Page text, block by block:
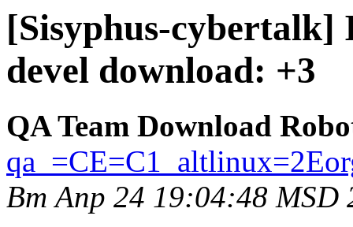
[Sisyphus-cybertalk]
devel download: +3
QA Team Download
Вт Апр 24 19:04:48 MSD